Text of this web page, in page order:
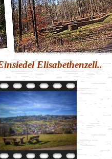
Elisabethenzell..